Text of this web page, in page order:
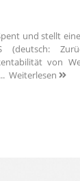
und stellt
(deutsch:
von
Weiterlesen